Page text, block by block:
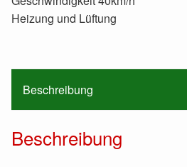
Heizung und Lüftung
Beschreibung
Beschreibung